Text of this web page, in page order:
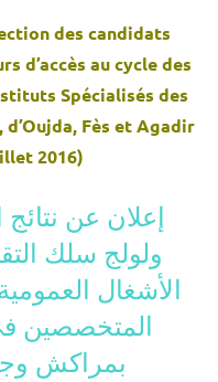
des candidats
d’accès au cycle des
Spécialisés des
Fès et Agadir
2016)
إعلان عن نتائج
ولولج سلك
الأشغال
المتخصصين
بمراكش